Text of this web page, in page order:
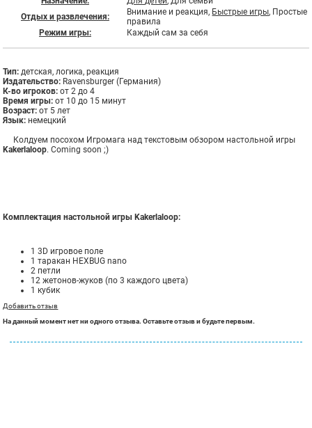
Отдых и развлечения:
Внимание и реакция, Быстрые игры, Простые
правила
Режим игры:
Каждый сам за себя
Тип:детская, логика, реакция
Издательство: Ravensburger (Германия)
К-во игроков: от 2 до 4
Время игры: от 10 до 15 минут
Возраст: от 5 лет
Язык: немецкий
Колдуем посохом Игромага над текстовым обзором настольной игры
Kakerlaloop. Coming soon ;)
Комплектация настольной игры Kakerlaloop:
1 3D игровое поле
1 таракан HEXBUG nano
2 петли
12 жетонов-жуков (по 3 каждого цвета)
1 кубик
Добавить отзыв
На данный момент нет ни одного отзыва. Оставьте отзыв и будьте первым.